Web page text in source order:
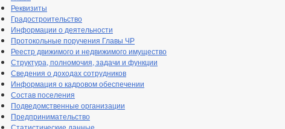
Реквизиты
Градостроительство
Информации о деятельности
Протокольные поручения Главы ЧР
Реестр движимого и недвижимого имущество
Структура, полномочия, задачи и функции
Сведения о доходах сотрудников
Информация о кадровом обеспечении
Состав поселения
Подведомственные организации
Предпринимательство
Статистические данные